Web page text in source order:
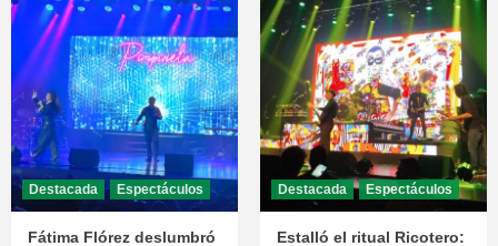
Destacada Espectáculos
Fátima Flórez deslumbró
Destacada Espectáculos
Estalló el ritual Ricotero: